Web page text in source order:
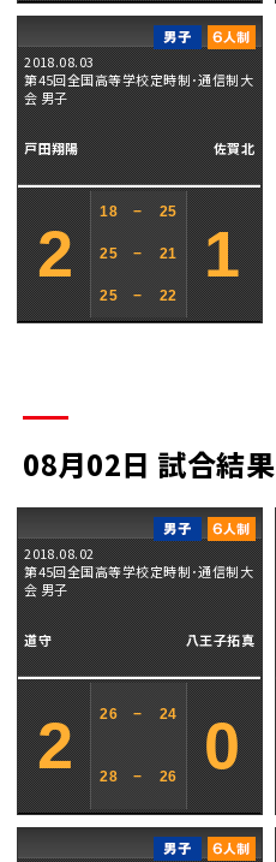
2018.08.03
第45回全国高等学校定時制･通信制大
会 男子
戸田翔陽 佐賀北
2
18 − 25
25 − 21
25 − 22
1
08月02日 試合結果
2018.08.02
第45回全国高等学校定時制･通信制大
会 男子
道守 八王子拓真
2 26 − 24
28 − 26 0